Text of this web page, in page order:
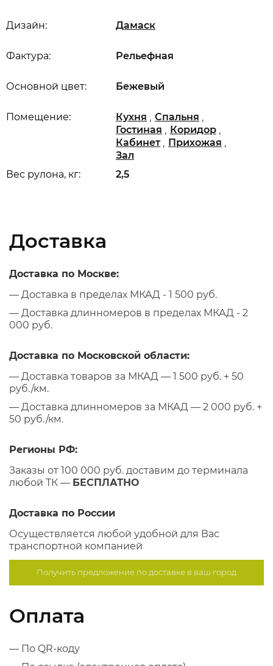
Вес рулона, кг: 2,5
Основной цвет: Бежевый
Дизайн: Дамаск
Помещение: Кухня , Спальня ,
Гостиная , Коридор ,
Кабинет , Прихожая ,
Зал
Фактура: Рельефная
Доставка
Доставка по Москве:
— Доставка в пределах МКАД - 1 500 руб.
— Доставка длинномеров в пределах МКАД - 2
000 руб.
Доставка по Московской области:
— Доставка товаров за МКАД — 1 500 руб. + 50
руб./км.
— Доставка длинномеров за МКАД — 2 000 руб. +
50 руб./км.
Регионы РФ:
Заказы от 100 000 руб. доставим до терминала
любой ТК — БЕСПЛАТНО
Доставка по России
Осуществляется любой удобной для Вас
транспортной компанией
Получить предложение подоставке в ваш город
Оплата
— По QR-коду